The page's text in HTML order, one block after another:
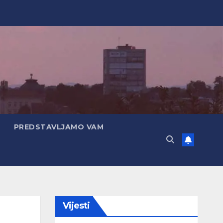
PREDSTAVLJAMO VAM
Vijesti